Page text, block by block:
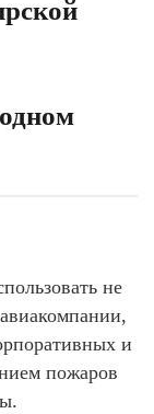
не
и
пожаров